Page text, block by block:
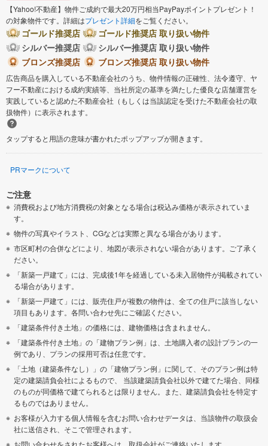
【Yahoo!不動産】物件ご成約で最大20万円相当PayPayポイントプレゼント！
の対象物件です。詳細はプレゼント詳細をご覧ください。
ゴールド推奨店
ゴールド推奨店 取り扱い物件
シルバー推奨店
シルバー推奨店 取り扱い物件
ブロンズ推奨店
ブロンズ推奨店 取り扱い物件
広告商品を購入している不動産会社のうち、物件情報の正確性、法令遵守、ヤ
フー不動産における成約実績等、当社所定の基準を満たした優良な店舗運営を
実践していると認めた不動産会社（もしくは当該認定を受けた不動産会社の取
扱物件）に表示されます。
タップすると用語の意味が書かれたポップアップが開きます。
PRマークについて
ご注意
消費税および地方消費税の対象となる場合は税込み価格が表示されていま
す。
物件の写真やイラスト、CGなどは実際と異なる場合があります。
市区町村の合併などにより、地図が表示されない場合があります。ご了承く
ださい。
「新築一戸建て」には、完成後1年を経過している未入居物件が掲載されてい
る場合があります。
「新築一戸建て」には、販売住戸が複数の物件は、全ての住戸に該当しない
項目もあります。各問い合わせ先にご確認ください。
「建築条件付き土地」の価格には、建物価格は含まれません。
「建築条件付き土地」の「建物プラン例」は、土地購入者の設計プランの一
例であり、プランの採用可否は任意です。
「土地（建築条件なし）」の「建物プラン例」に関して、そのプラン例は特
定の建築請負会社によるもので、 当該建築請負会社以外で建てた場合、同様
のものが同価格で建てられるとは限りません。また、建築請負会社を特定す
るものではありません。
お客様が入力する個人情報を含むお問い合わせデータは、当該物件の取扱会
社に送信され、そこで管理されます。
お問い合わせをされたお客様へは、取扱会社がご連絡いたします。